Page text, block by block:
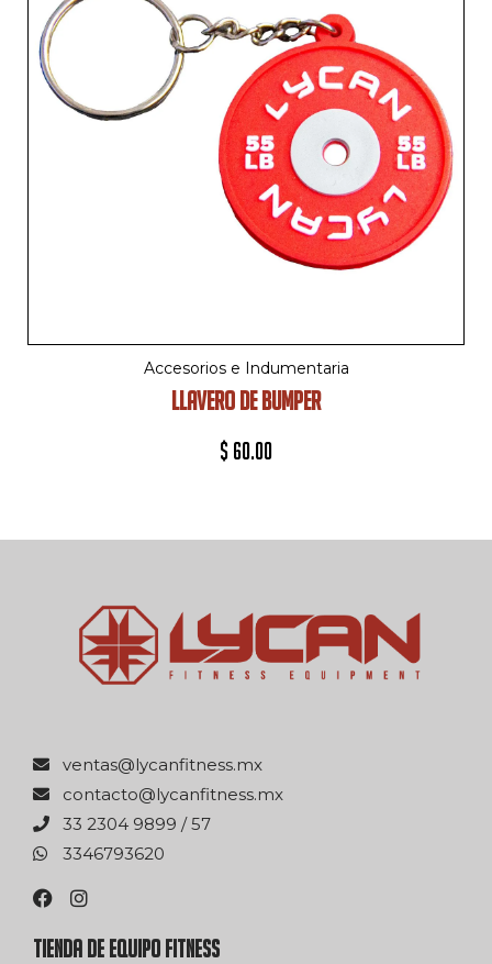
Accesorios e Indumentaria
LLAVERO DE BUMPER
$ 60.00
xm.ssentifnacyl@satnev
xm.ssentifnacyl@otcatnoc
75 / 9989 4032 33
0263976433
TIENDA DE EQUIPO FITNESS